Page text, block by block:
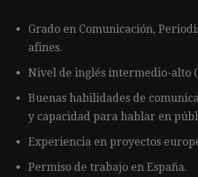
Grado en Comunicación,
afines.
Nivel de inglés intermedio-alto
Buenas habilidades de
y capacidad para hablar en
Experiencia en proyectos
Permiso de trabajo en España.